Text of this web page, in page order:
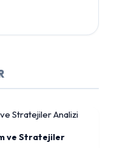
ve Stratejiler